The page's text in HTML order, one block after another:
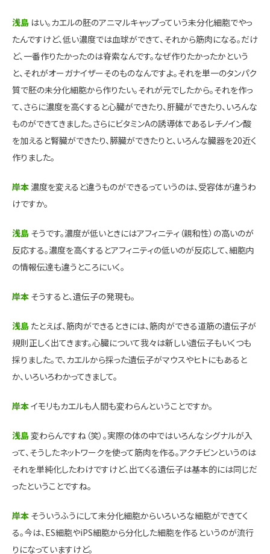
浅島 はい。カエルの胚のアニマルキャップっていう未分化細胞でやっ
たんですけど、低い濃度では血球ができて、それから筋肉になる。だけ
ど、一番作りたかったのは脊索なんです。なぜ作りたかったかという
と、それがオーガナイザーそのものなんですよ。それを単一のタンパク
質で胚の未分化細胞から作りたい。それが元でしたから。それを作っ
て、さらに濃度を高くすると心臓ができたり、肝臓ができたり、いろんな
ものができてきました。さらにビタミンAの誘導体であるレチノイン酸
を加えると腎臓ができたり、膵臓ができたりと、いろんな臓器を20近く
作りました。
岸本 濃度を変えると違うものができるっていうのは、受容体が違うわ
けですか。
浅島 そうです。濃度が低いときにはアフィニティ（親和性）の高いのが
反応する。濃度を高くするとアフィニティの低いのが反応して、細胞内
の情報伝達も違うところにいく。
岸本 そうすると、遺伝子の発現も。
浅島 たとえば、筋肉ができるときには、筋肉ができる道筋の遺伝子が
規則正しく出てきます。心臓について我々は新しい遺伝子もいくつも
採りました。で、カエルから採った遺伝子がマウスやヒトにもあると
か、いろいろわかってきまして。
岸本イモリもカエルも人間も変わらんということですか。
浅島変わらんですね（笑）。実際の体の中ではいろんなシグナルが入
って、そうしたネットワークを使って筋肉を作る。アクチビンというのは
それを単純化したわけですけど、出てくる遺伝子は基本的には同じだ
ったということですね。
岸本 そういうふうにして未分化細胞からいろいろな細胞ができてく
る。今は、ES細胞やiPS細胞から分化した細胞を作るというのが流行
りになっていますけど。